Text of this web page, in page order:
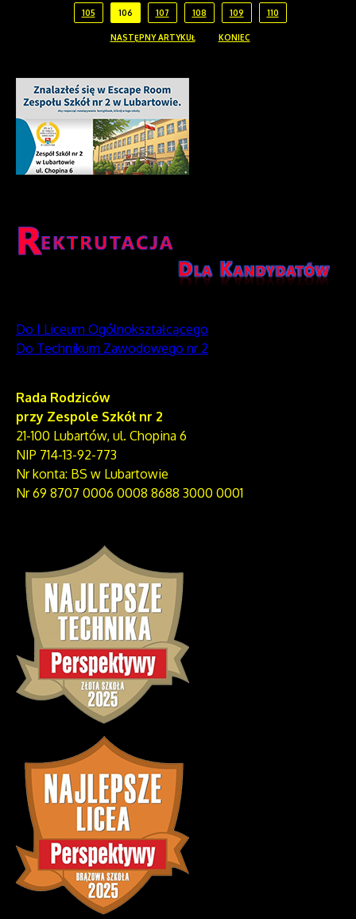
105 106 107 108 109 110
NASTĘPNY ARTYKUŁ KONIEC
Do I Liceum Ogólnokształcącego
Do Technikum Zawodowego nr 2
Rada Rodziców
przy Zespole Szkół nr 2
21-100 Lubartów, ul. Chopina 6
NIP 714-13-92-773
Nr konta: BS w Lubartowie
Nr 69 8707 0006 0008 8688 3000 0001